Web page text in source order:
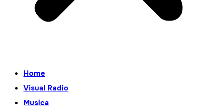
Home
Visual Radio
Musica